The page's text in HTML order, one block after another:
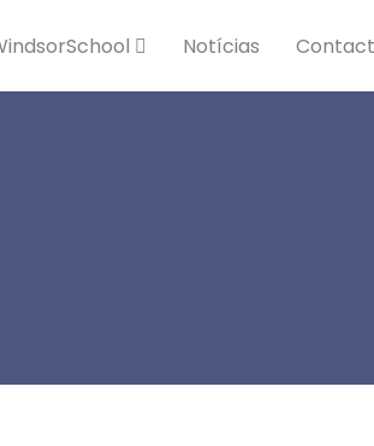
Notícias